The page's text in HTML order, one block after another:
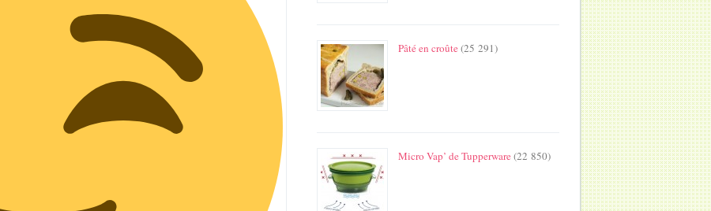
Pâté en croûte(25 291)
Micro Vap’ de Tupperware(22 850)